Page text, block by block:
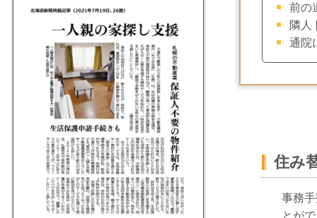
前の
隣人
通院
住み
事務
とが